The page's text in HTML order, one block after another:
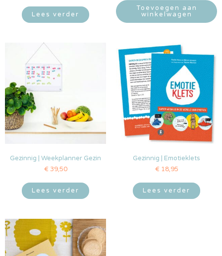
Lees verder
Toevoegen aan
winkelwagen
Gezinnig | Weekplanner Gezin
€ 39,50
Lees verder
Gezinnig | Emotieklets
€ 18,95
Lees verder